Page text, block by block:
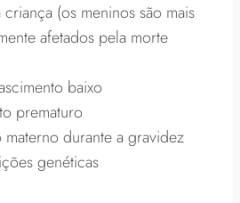
(os meninos são mais
afetados pela morte
baixo
prematuro
materno durante a gravidez
genéticas